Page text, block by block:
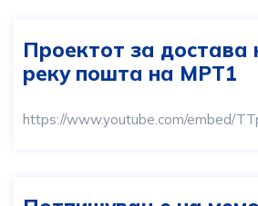
Проектот за достава
реку пошта на МРТ1
https://www.youtube.com/embed/